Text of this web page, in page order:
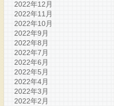
2022年12月
2022年11月
2022年10月
2022年9月
2022年8月
2022年7月
2022年6月
2022年5月
2022年4月
2022年3月
2022年2月